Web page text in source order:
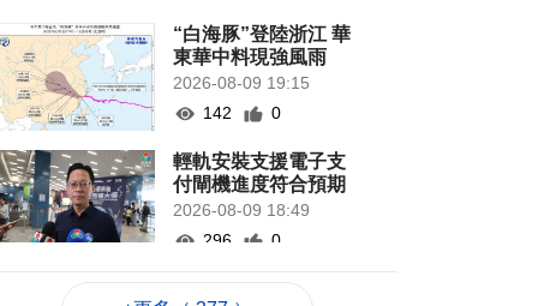
“白海豚”登陸浙江 華
東華中料現強風雨
2026-08-09 19:15
142
0
輕軌安裝支援電子支
付閘機進度符合預期
2026-08-09 18:49
296
0